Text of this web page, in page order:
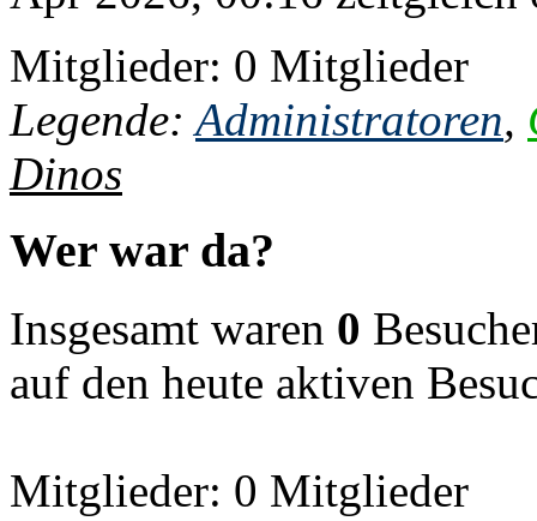
Mitglieder: 0 Mitglieder
Legende: Administratoren,
Dinos
Wer war da?
Insgesamt waren 0
auf den heute aktiven
Mitglieder: 0 Mitglieder